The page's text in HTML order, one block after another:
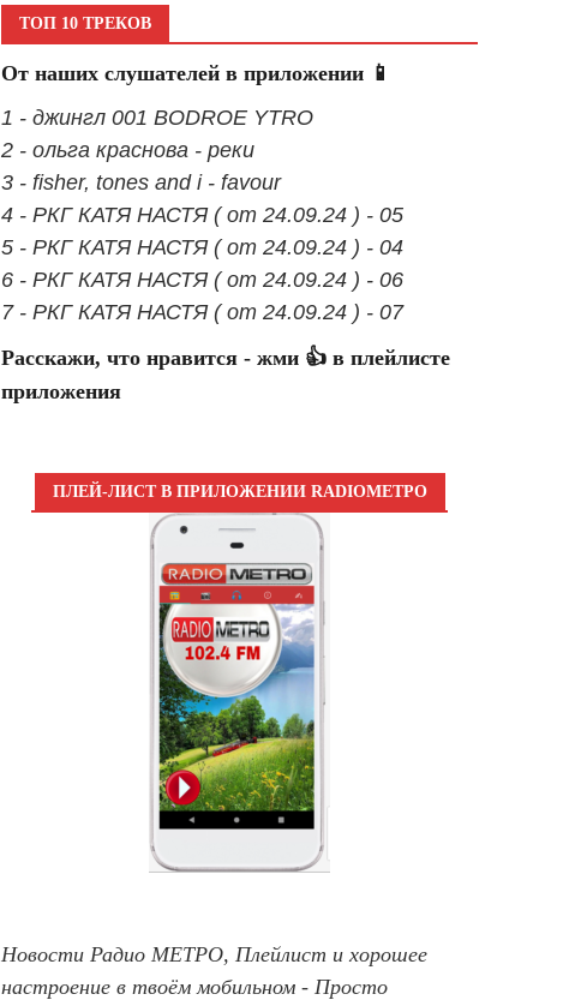
ТОП 10 ТРЕКОВ
От наших слушателей в приложении 📱
1 - джингл 001 BODROE YTRO
2 - ольга краснова - реки
3 - fisher, tones and i - favour
4 - РКГ КАТЯ НАСТЯ ( от 24.09.24 ) - 05
5 - РКГ КАТЯ НАСТЯ ( от 24.09.24 ) - 04
6 - РКГ КАТЯ НАСТЯ ( от 24.09.24 ) - 06
7 - РКГ КАТЯ НАСТЯ ( от 24.09.24 ) - 07
Расскажи, что нравится - жми 👍 в плейлисте
приложения
ПЛЕЙ-ЛИСТ В ПРИЛОЖЕНИИ RADIOМЕТРО
Новости Радио МЕТРО, Плейлист и хорошее
настроение в твоём мобильном - Просто